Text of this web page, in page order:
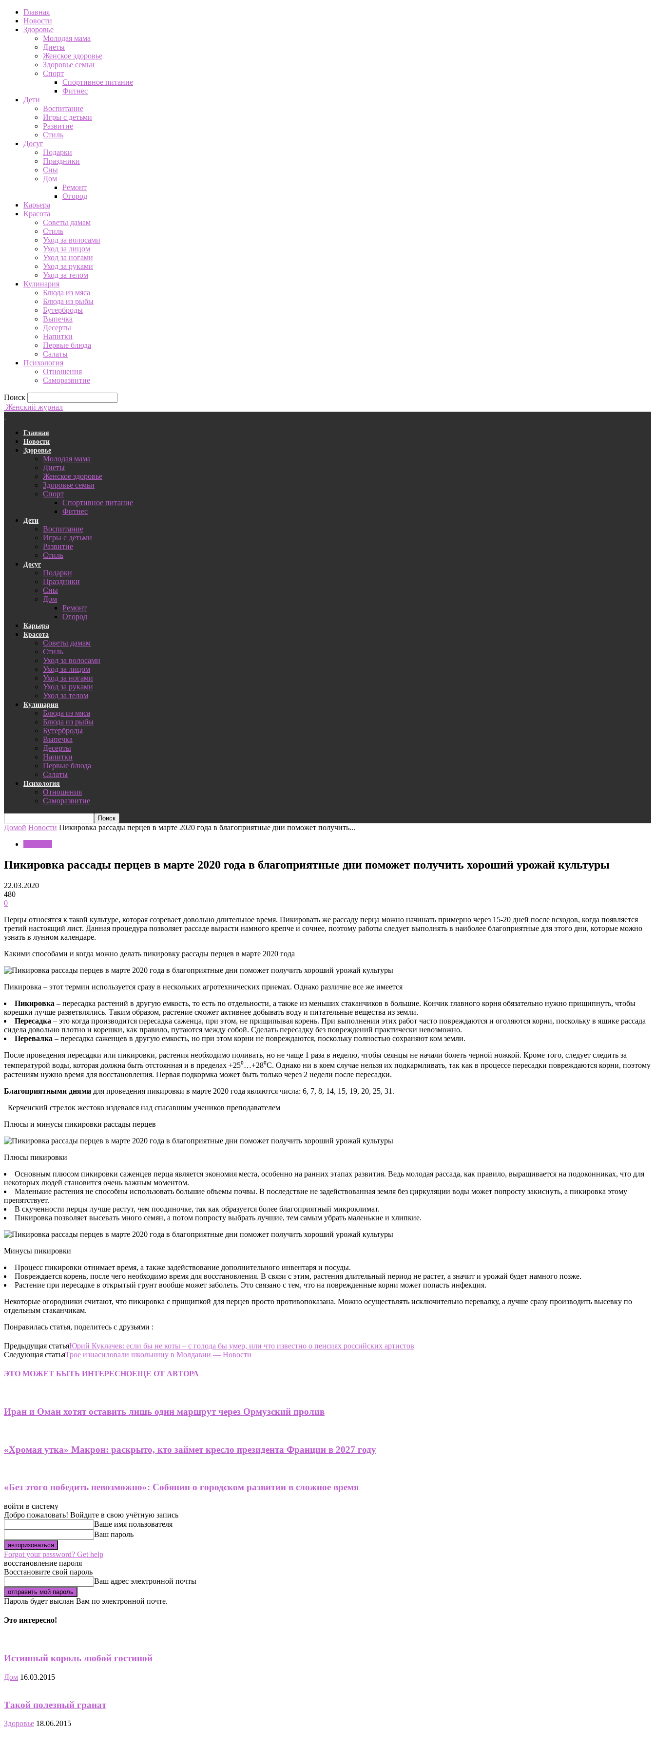
Главная
Новости
Здоровье
Молодая мама
Диеты
Женское здоровье
Здоровье семьи
Спорт
Спортивное питание
Фитнес
Дети
Воспитание
Игры с детьми
Развитие
Стиль
Досуг
Подарки
Праздники
Сны
Дом
Ремонт
Огород
Карьера
Красота
Советы дамам
Стиль
Уход за волосами
Уход за лицом
Уход за ногами
Уход за руками
Уход за телом
Кулинария
Блюда из мяса
Блюда из рыбы
Бутерброды
Выпечка
Десерты
Напитки
Первые блюда
Салаты
Психология
Отношения
Саморазвитие
Поиск
Женский журнал
Главная
Новости
Здоровье
Молодая мама
Диеты
Женское здоровье
Здоровье семьи
Спорт
Спортивное питание
Фитнес
Дети
Воспитание
Игры с детьми
Развитие
Стиль
Досуг
Подарки
Праздники
Сны
Дом
Ремонт
Огород
Карьера
Красота
Советы дамам
Стиль
Уход за волосами
Уход за лицом
Уход за ногами
Уход за руками
Уход за телом
Кулинария
Блюда из мяса
Блюда из рыбы
Бутерброды
Выпечка
Десерты
Напитки
Первые блюда
Салаты
Психология
Отношения
Саморазвитие
Домой Новости Пикировка рассады перцев в марте 2020 года в благоприятные дни поможет получить...
Пикировка рассады перцев в марте 2020 года в благоприятные дни поможет получить хороший урожай культуры
22.03.2020
480
0
Перцы относятся к такой культуре, которая созревает довольно длительное время. Пикировать же рассаду перца можно начинать примерно через 15-20 дней после всходов, когда появляется
третий настоящий лист. Данная процедура позволяет рассаде вырасти намного крепче и сочнее, поэтому работы следует выполнять в наиболее благоприятные для этого дни, которые можно
узнать в лунном календаре.
Какими способами и когда можно делать пикировку рассады перцев в марте 2020 года
Пикировка – этот термин используется сразу в нескольких агротехнических приемах. Однако различие все же имеется
Пикировка – пересадка растений в другую емкость, то есть по отдельности, а также из меньших стаканчиков в большие. Кончик главного корня обязательно нужно прищипнуть, чтобы
корешки лучше разветвлялись. Таким образом, растение сможет активнее добывать воду и питательные вещества из земли.
Пересадка – это когда производится пересадка саженца, при этом, не прищипывая корень. При выполнении этих работ часто повреждаются и оголяются корни, поскольку в ящике рассада
сидела довольно плотно и корешки, как правило, путаются между собой. Сделать пересадку без повреждений практически невозможно.
Перевалка – пересадка саженцев в другую емкость, но при этом корни не повреждаются, поскольку полностью сохраняют ком земли.
После проведения пересадки или пикировки, растения необходимо поливать, но не чаще 1 раза в неделю, чтобы сеянцы не начали болеть черной ножкой. Кроме того, следует следить за
температурой воды, которая должна быть отстоянная и в пределах +25⁰…+28⁰С. Однако ни в коем случае нельзя их подкармливать, так как в процессе пересадки повреждаются корни, поэтому
растениям нужно время для восстановления. Первая подкормка может быть только через 2 недели после пересадки.
Благоприятными днями для проведения пикировки в марте 2020 года являются числа: 6, 7, 8, 14, 15, 19, 20, 25, 31.
Керченский стрелок жестоко издевался над спасавшим учеников преподавателем
Плюсы и минусы пикировки рассады перцев
Плюсы пикировки
Основным плюсом пикировки саженцев перца является экономия места, особенно на ранних этапах развития. Ведь молодая рассада, как правило, выращивается на подоконниках, что для
некоторых людей становится очень важным моментом.
Маленькие растения не способны использовать большие объемы почвы. В последствие не задействованная земля без циркуляции воды может попросту закиснуть, а пикировка этому
препятствует.
В скученности перцы лучше растут, чем поодиночке, так как образуется более благоприятный микроклимат.
Пикировка позволяет высевать много семян, а потом попросту выбрать лучшие, тем самым убрать маленькие и хлипкие.
Минусы пикировки
Процесс пикировки отнимает время, а также задействование дополнительного инвентаря и посуды.
Повреждается корень, после чего необходимо время для восстановления. В связи с этим, растения длительный период не растет, а значит и урожай будет намного позже.
Растение при пересадке в открытый грунт вообще может заболеть. Это связано с тем, что на поврежденные корни может попасть инфекция.
Некоторые огородники считают, что пикировка с прищипкой для перцев просто противопоказана. Можно осуществлять исключительно перевалку, а лучше сразу производить высевку по
отдельным стаканчикам.
Понравилась статья, поделитесь с друзьями :
Предыдущая статьяЮрий Куклачев: если бы не коты – с голода бы умер, или что известно о пенсиях российских артистов
Следующая статьяТрое изнасиловали школьницу в Молдавии — Новости
ЭТО МОЖЕТ БЫТЬ ИНТЕРЕСНОЕЩЕ ОТ АВТОРА
Иран и Оман хотят оставить лишь один маршрут через Ормузский пролив
«Хромая утка» Макрон: раскрыто, кто займет кресло президента Франции в 2027 году
«Без этого победить невозможно»: Собянин о городском развитии в сложное время
войти в систему
Добро пожаловать! Войдите в свою учётную запись
Ваше имя пользователя
Ваш пароль
Forgot your password? Get help
восстановление пароля
Восстановите свой пароль
Ваш адрес электронной почты
Пароль будет выслан Вам по электронной почте.
Это интересно!
Истинный король любой гостиной
Дом 16.03.2015
Такой полезный гранат
Здоровье 18.06.2015